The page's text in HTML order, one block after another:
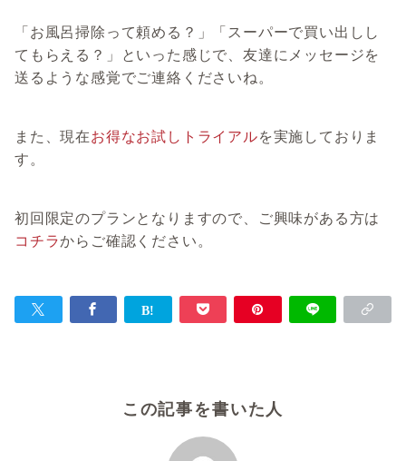
「お風呂掃除って頼める？」「スーパーで買い出しし
てもらえる？」といった感じで、友達にメッセージを
送るような感覚でご連絡くださいね。
また、現在お得なお試しトライアルを実施しておりま
す。
初回限定のプランとなりますので、ご興味がある方は
コチラからご確認ください。
この記事を書いた人